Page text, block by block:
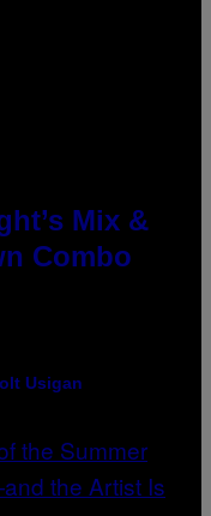
Mix &
Combo
Usigan